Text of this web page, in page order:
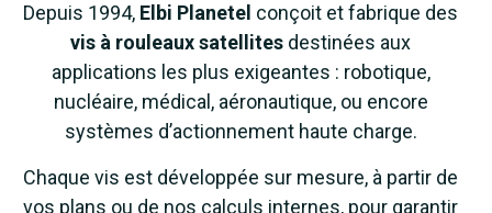
Depuis 1994, Elbi Planetel conçoit et fabrique des
vis à rouleaux satellites destinées aux
applications les plus exigeantes : robotique,
nucléaire, médical, aéronautique, ou encore
systèmes d’actionnement haute charge.
Chaque vis est développée sur mesure, à partir de
vos plans ou de nos calculs internes, pour garantir